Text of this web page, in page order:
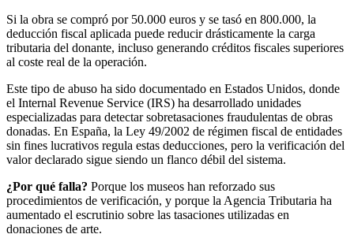
Si la obra se compró por 50.000 euros y se tasó en 800.000, la
deducción fiscal aplicada puede reducir drásticamente la carga
tributaria del donante, incluso generando créditos fiscales superiores
al coste real de la operación.
Este tipo de abuso ha sido documentado en Estados Unidos, donde
el Internal Revenue Service (IRS) ha desarrollado unidades
especializadas para detectar sobretasaciones fraudulentas de obras
donadas. En España, la Ley 49/2002 de régimen fiscal de entidades
sin fines lucrativos regula estas deducciones, pero la verificación del
valor declarado sigue siendo un flanco débil del sistema.
¿Por qué falla? Porque los museos han reforzado sus
procedimientos de verificación, y porque la Agencia Tributaria ha
aumentado el escrutinio sobre las tasaciones utilizadas en
donaciones de arte.